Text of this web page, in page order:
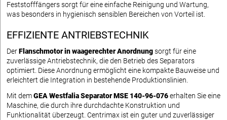
Feststofffängers sorgt für eine einfache Reinigung und Wartung,
was besonders in hygienisch sensiblen Bereichen von Vorteil ist.
EFFIZIENTE ANTRIEBSTECHNIK
DerFlanschmotor in waagerechter Anordnungsorgt für eine
zuverlässige Antriebstechnik, die den Betrieb des Separators
optimiert. Diese Anordnung ermöglicht eine kompakte Bauweise und
erleichtert die Integration in bestehende Produktionslinien.
Mit demGEA Westfalia Separator MSE 140-96-076erhalten Sie eine
Maschine, die durch ihre durchdachte Konstruktion und
Funktionalität überzeugt. Centrimax ist ein guter und zuverlässiger